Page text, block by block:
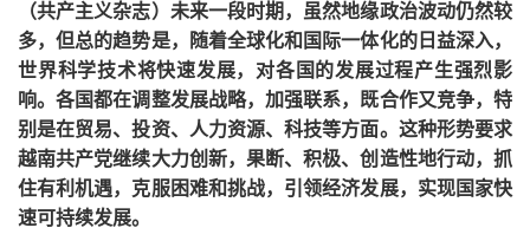
（共产主义杂志）未来一段时期，虽然地缘政治波动仍然较
多，但总的趋势是，随着全球化和国际一体化的日益深入，
世界科学技术将快速发展，对各国的发展过程产生强烈影
响。各国都在调整发展战略，加强联系，既合作又竞争，特
别是在贸易、投资、人力资源、科技等方面。这种形势要求
越南共产党继续大力创新，果断、积极、创造性地行动，抓
住有利机遇，克服困难和挑战，引领经济发展，实现国家快
速可持续发展。